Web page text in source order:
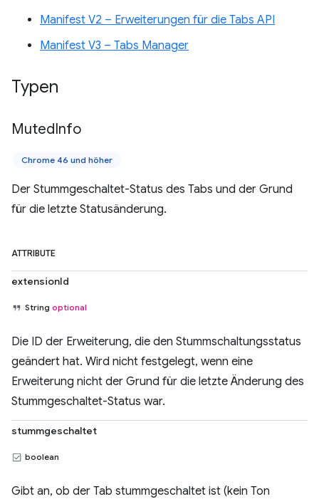
Manifest V2 – Erweiterungen für die Tabs API
Manifest V3 – Tabs Manager
Typen
MutedInfo
Chrome 46 und höher
Der Stummgeschaltet-Status des Tabs und der Grund
für die letzte Statusänderung.
ATTRIBUTE
extensionId
String optional
Die ID der Erweiterung, die den Stummschaltungsstatus
geändert hat. Wird nicht festgelegt, wenn eine
Erweiterung nicht der Grund für die letzte Änderung des
Stummgeschaltet-Status war.
stummgeschaltet
boolean
Gibt an, ob der Tab stummgeschaltet ist (kein Ton